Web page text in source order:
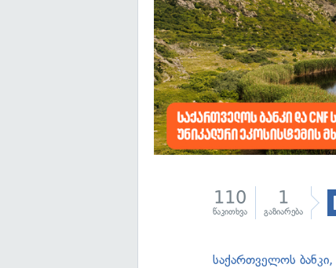
110
წაკითხვა
1
გაზიარება
საქართველოს ბანკი,